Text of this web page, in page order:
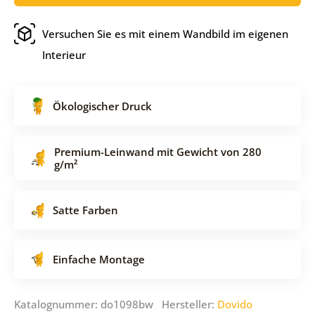
Versuchen Sie es mit einem Wandbild im eigenen
Interieur
Ökologischer Druck
Premium-Leinwand mit Gewicht von 280
g/m²
Satte Farben
Einfache Montage
Katalognummer: do1098bw Hersteller: Dovido